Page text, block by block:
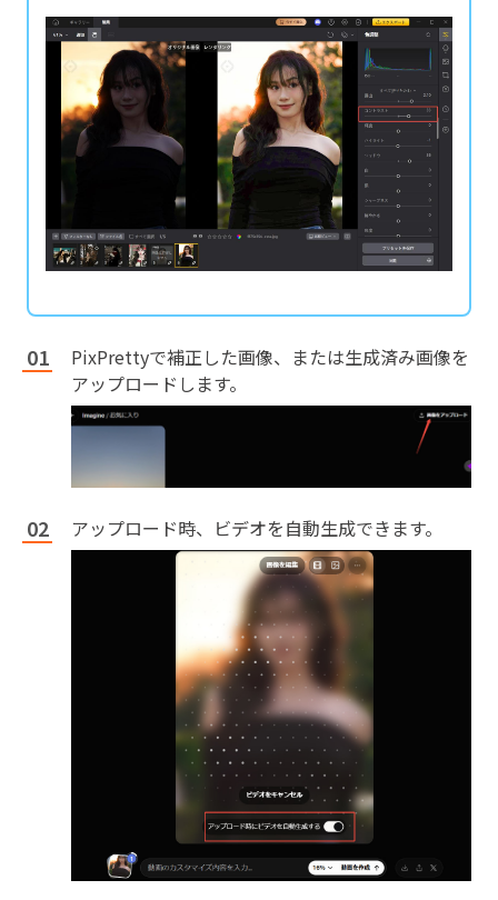
PixPrettyで補正した画像、または生成済み画像を
アップロードします。
アップロード時、ビデオを自動生成できます。